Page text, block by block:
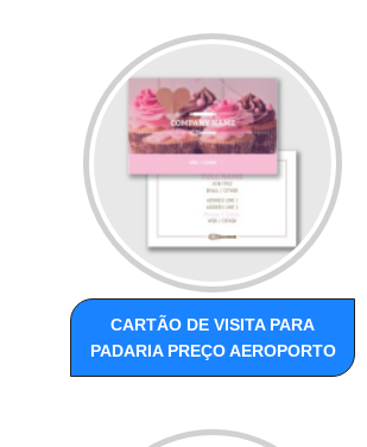
CARTÃO DE VISITA PARA
PADARIA PREÇO AEROPORTO